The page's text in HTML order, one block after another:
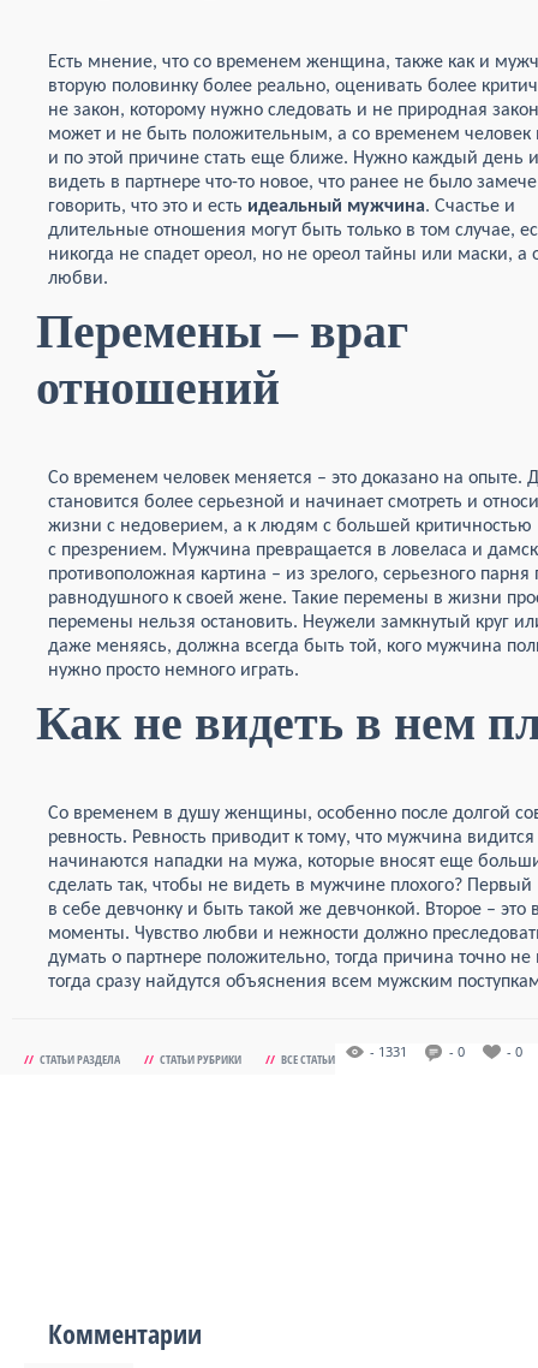
Есть мнение, что со временем женщина, также как и
вторую половинку более реально, оценивать более
не закон, которому нужно следовать и не природная
может и не быть положительным, а со временем
и по этой причине стать еще ближе. Нужно каждый день
видеть в партнере что-то новое, что ранее не было
говорить, что это и есть идеальный мужчина. Счастье и
длительные отношения могут быть только в том случае,
никогда не спадет ореол, но не ореол тайны или маски, а
любви.
Перемены – враг
отношений
Со временем человек меняется – это доказано на опыте.
становится более серьезной и начинает смотреть и
жизни с недоверием, а к людям с большей
с презрением. Мужчина превращается в ловеласа и
противоположная картина – из зрелого, серьезного
равнодушного к своей жене. Такие перемены в жизни
перемены нельзя остановить. Неужели замкнутый круг
даже меняясь, должна всегда быть той, кого мужчина
нужно просто немного играть.
Как не видеть в нем
Со временем в душу женщины, особенно после долгой
ревность. Ревность приводит к тому, что мужчина
начинаются нападки на мужа, которые вносят еще
сделать так, чтобы не видеть в мужчине плохого?
в себе девчонку и быть такой же девчонкой. Второе –
моменты. Чувство любви и нежности должно
думать о партнере положительно, тогда причина точно
тогда сразу найдутся объяснения всем мужским
// СТАТЬИ РАЗДЕЛА // СТАТЬИ РУБРИКИ // ВСЕ СТАТЬИ - 1331 - 0 - 0
Комментарии